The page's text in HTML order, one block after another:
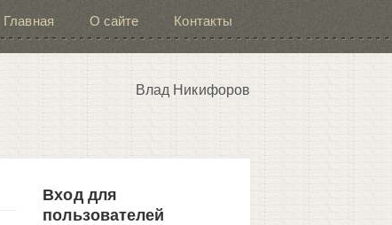
Главная О сайте Контакты
Влад Никифоров
Вход для
пользователей